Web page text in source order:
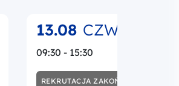
13.08 CZW.
09:30 - 15:30
REKRUTACJA ZAKOŃCZONA